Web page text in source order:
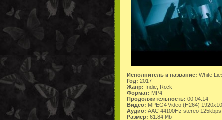
Исполнитель и название: White
Год: 2017
Жанр: Indie, Rock
Формат: MP4
Продолжительность: 00:04:14
Видео: MPEG4 Video (H264)
Аудио: AAC 44100Hz stereo 125kbps
Размер: 61.84 Mb